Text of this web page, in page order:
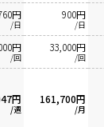
円
/日
900円
/日
円
/回
33,000円
/回
円
/週
161,700円
/月